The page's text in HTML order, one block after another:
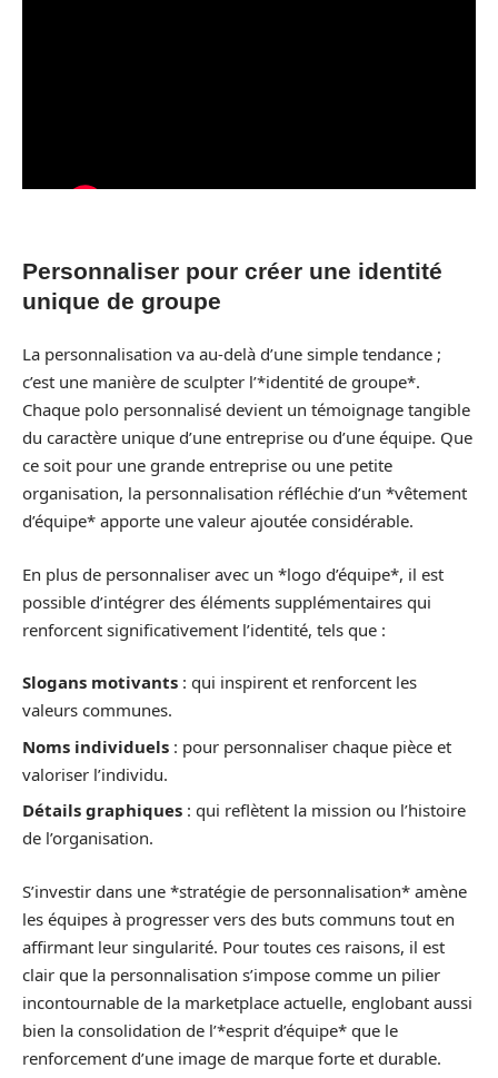
Personnaliser pour créer une identité
unique de groupe
La personnalisation va au-delà d’une simple tendance ;
c’est une manière de sculpter l’*identité de groupe*.
Chaque polo personnalisé devient un témoignage tangible
du caractère unique d’une entreprise ou d’une équipe. Que
ce soit pour une grande entreprise ou une petite
organisation, la personnalisation réfléchie d’un *vêtement
d’équipe* apporte une valeur ajoutée considérable.
En plus de personnaliser avec un *logo d’équipe*, il est
possible d’intégrer des éléments supplémentaires qui
renforcent significativement l’identité, tels que :
Slogans motivants : qui inspirent et renforcent les
valeurs communes.
Noms individuels : pour personnaliser chaque pièce et
valoriser l’individu.
Détails graphiques : qui reflètent la mission ou l’histoire
de l’organisation.
S’investir dans une *stratégie de personnalisation* amène
les équipes à progresser vers des buts communs tout en
affirmant leur singularité. Pour toutes ces raisons, il est
clair que la personnalisation s’impose comme un pilier
incontournable de la marketplace actuelle, englobant aussi
bien la consolidation de l’*esprit d’équipe* que le
renforcement d’une image de marque forte et durable.